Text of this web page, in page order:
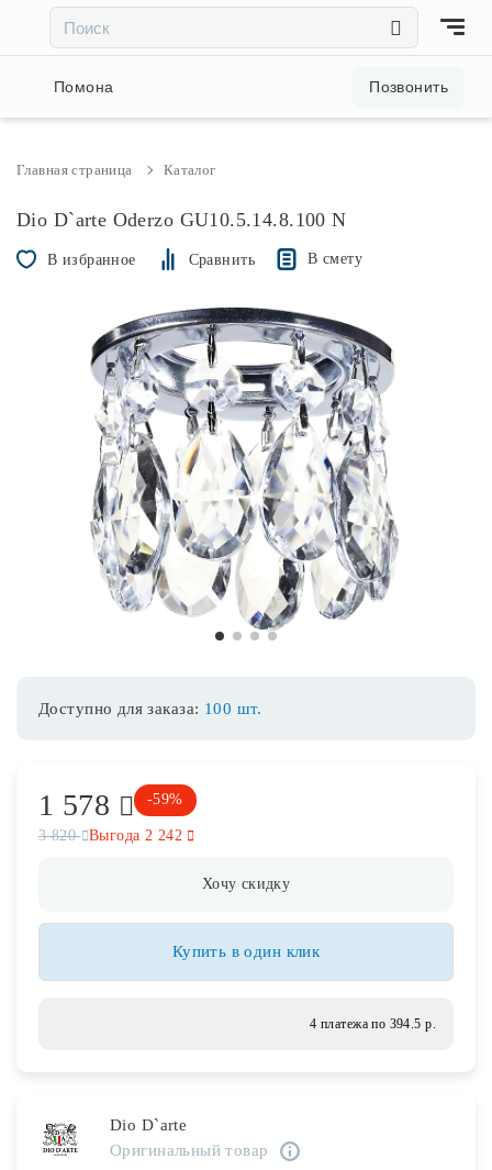
Акции и скидки
Светильники
Настольные лампы
Торшеры
Трековые системы
Споты
Уличное освещение
Светодиодная лента
Фонари
Каталог
Помона Позвонить
Главная страница Каталог
Dio D`arte Oderzo GU10.5.14.8.100 N
В избранное Сравнить В смету
1 2 3 4
Доступно для заказа: 100 шт.
1 578 -59%
3 820 Выгода 2 242
Хочу скидку
Купить в один клик
4 платежа по 394.5 р.
Dio D`arte
Оригинальный товар
××